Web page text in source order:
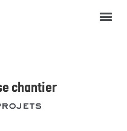
chantier